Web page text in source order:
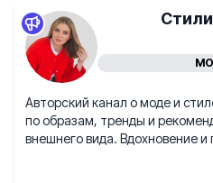
Авторский канал о моде и
по образам, тренды и
внешнего вида. Вдохновение